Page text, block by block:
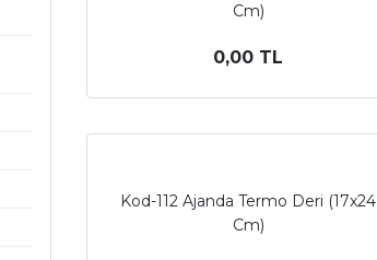
Cm)
0,00 TL
Kod-112 Ajanda Termo Deri (17x24
Cm)